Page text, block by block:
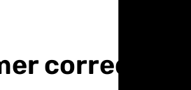
corredor